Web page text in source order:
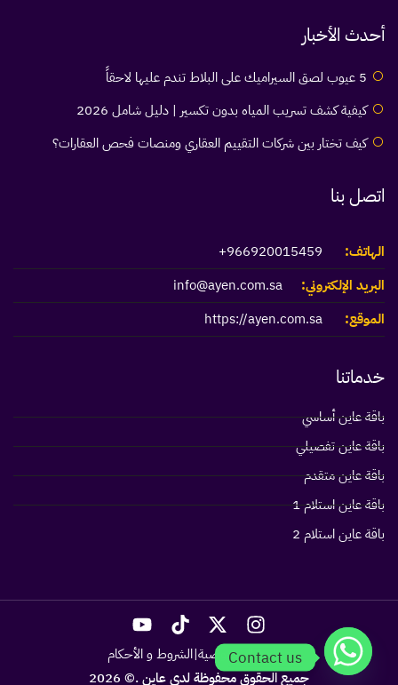
أحدث الأخبار
5 عيوب لصق السيراميك على البلاط تندم عليها لاحقاً
كيفية كشف تسريب المياه بدون تكسير | دليل شامل 2026
كيف تختار بين شركات التقييم العقاري ومنصات فحص العقارات؟
اتصل بنا
الهاتف:
966920015459+
البريد الإلكتروني:
info@ayen.com.sa
الموقع:
https://ayen.com.sa
خدماتنا
باقة عاين أساسي
باقة عاين تفصيلي
باقة عاين متقدم
باقة عاين استلام 1
باقة عاين استلام 2
جميع الحقوق محفوظة لدي عاين .© 2026
سياسة الخصوصية الشروط و الأحكام Contact us